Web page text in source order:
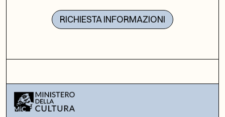
RICHIESTA INFORMAZIONI